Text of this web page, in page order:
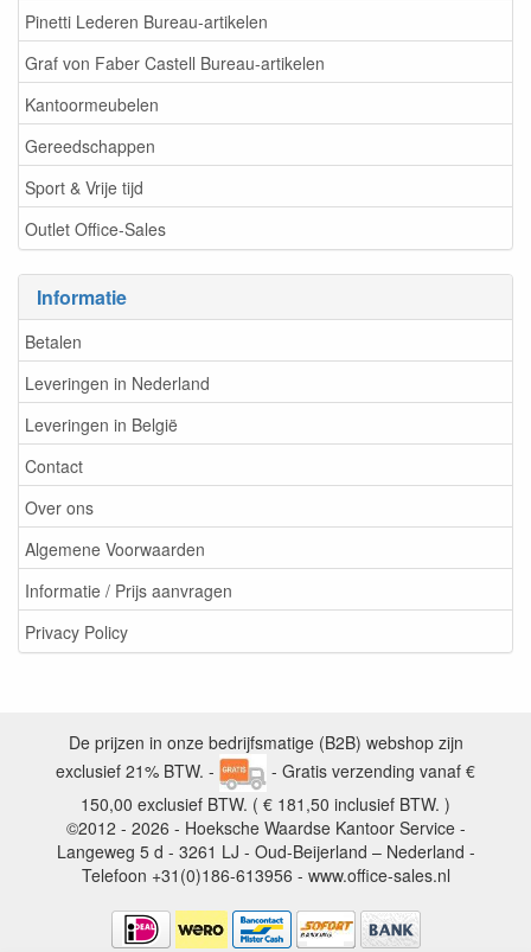
Pinetti Lederen Bureau-artikelen
Graf von Faber Castell Bureau-artikelen
Kantoormeubelen
Gereedschappen
Sport & Vrije tijd
Outlet Office-Sales
Informatie
Betalen
Leveringen in Nederland
Leveringen in België
Contact
Over ons
Algemene Voorwaarden
Informatie / Prijs aanvragen
Privacy Policy
De prijzen in onze bedrijfsmatige (B2B) webshop zijn
exclusief 21% BTW. -
- Gratis verzending vanaf €
150,00 exclusief BTW. ( € 181,50 inclusief BTW. )
©2012 - 2026 - Hoeksche Waardse Kantoor Service -
Langeweg 5 d - 3261 LJ - Oud-Beijerland – Nederland -
Telefoon +31(0)186-613956 - www.office-sales.nl